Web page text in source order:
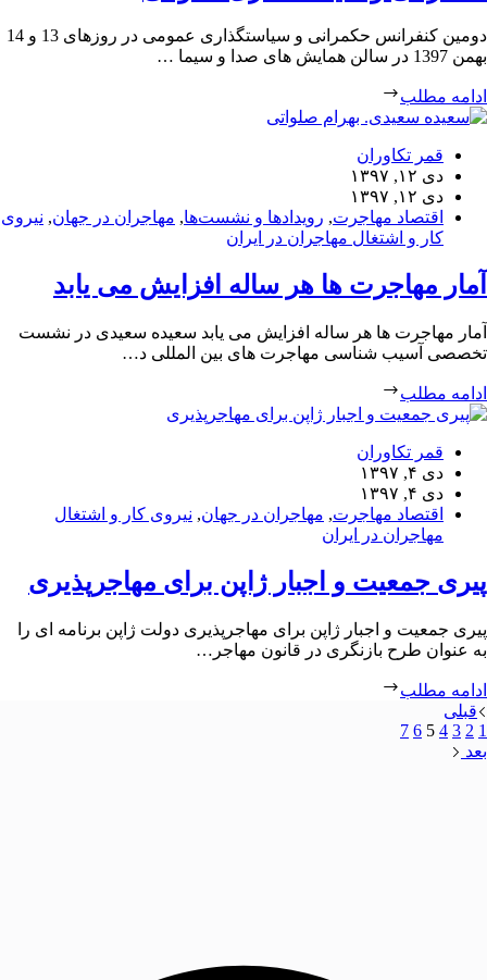
دومین کنفرانس حکمرانی و سیاستگذاری عمومی در روزهای 13 و 14
بهمن 1397 در سالن همایش های صدا و سیما …
ادامه مطلب
قمر تکاوران
دی ۱۲, ۱۳۹۷
دی ۱۲, ۱۳۹۷
اقتصاد مهاجرت, رویدادها و نشست‌ها, مهاجران در جهان, نیروی
کار و اشتغال مهاجران در ایران
آمار مهاجرت ها هر ساله افزایش می یابد
آمار مهاجرت ها هر ساله افزایش می یابد سعیده سعیدی در نشست
تخصصی آسیب شناسی مهاجرت های بین المللی د…
ادامه مطلب
قمر تکاوران
دی ۴, ۱۳۹۷
دی ۴, ۱۳۹۷
اقتصاد مهاجرت, مهاجران در جهان, نیروی کار و اشتغال
مهاجران در ایران
پیری جمعیت و اجبار ژاپن برای مهاجرپذیری
پیری جمعیت و اجبار ژاپن برای مهاجرپذیری دولت ژاپن برنامه ای را
به عنوان طرح بازنگری در قانون مهاجر…
ادامه مطلب
قبلی
1
2
3
4
5
6
7
بعد